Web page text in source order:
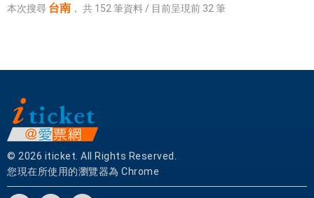
本次搜尋 台南 ， 共 152 筆資料 / 目前呈現前 32 筆
© 2026 iticket. All Rights Reserved.
您現在所使用的瀏覽器為 Chrome